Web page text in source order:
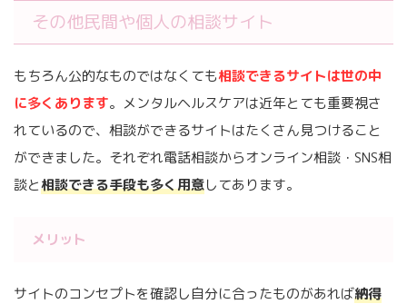
その他民間や個人の相談サイト
もちろん公的なものではなくても相談できるサイトは世の中
に多くあります。メンタルヘルスケアは近年とても重要視さ
れているので、相談ができるサイトはたくさん見つけること
ができました。それぞれ電話相談からオンライン相談・SNS相
談と相談できる手段も多く用意してあります。
メリット
サイトのコンセプトを確認し自分に合ったものがあれば納得